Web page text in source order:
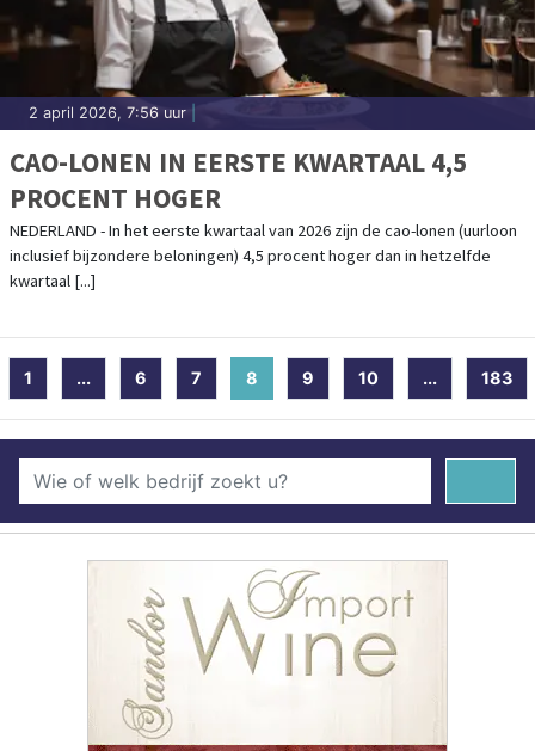
2 april 2026, 7:56 uur
CAO-LONEN IN EERSTE KWARTAAL 4,5
PROCENT HOGER
NEDERLAND - In het eerste kwartaal van 2026 zijn de cao-lonen (uurloon
inclusief bijzondere beloningen) 4,5 procent hoger dan in hetzelfde
kwartaal [...]
1 ... 6 7 8 (current)
9 10 ... 183